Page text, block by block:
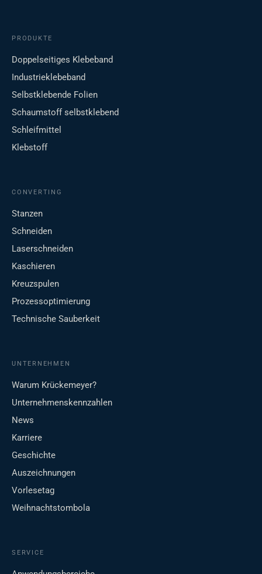
PRODUKTE
Doppelseitiges Klebeband
Industrieklebeband
Selbstklebende Folien
Schaumstoff selbstklebend
Schleifmittel
Klebstoff
CONVERTING
Stanzen
Schneiden
Laserschneiden
Kaschieren
Kreuzspulen
Prozessoptimierung
Technische Sauberkeit
UNTERNEHMEN
Warum Krückemeyer?
Unternehmenskennzahlen
News
Karriere
Geschichte
Auszeichnungen
Vorlesetag
Weihnachtstombola
SERVICE